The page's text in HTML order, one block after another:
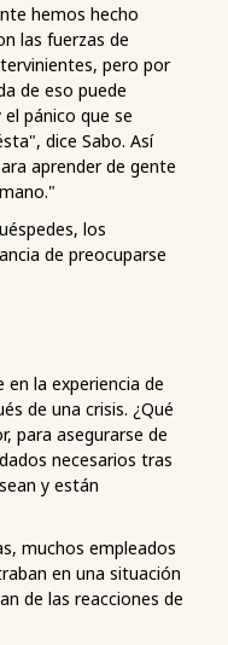
hemos hecho
las fuerzas de
pero por
de eso puede
pánico que se
dice Sabo. Así
aprender de gente
los
de preocuparse
la experiencia de
de una crisis. ¿Qué
para asegurarse de
necesarios tras
y están
muchos empleados
en una situación
de las reacciones de